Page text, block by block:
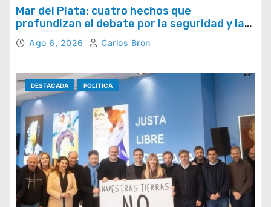
Mar del Plata: cuatro hechos que
profundizan el debate por la seguridad y la
respuesta del Estado
Ago 6, 2026 Carlos Bron
DESTACADA POLITICA